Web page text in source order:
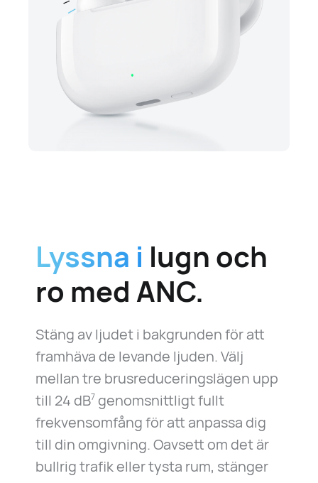
Lyssna i lugn och
ro med ANC.
Stäng av ljudet i bakgrunden för att
framhäva de levande ljuden. Välj
mellan tre brusreduceringslägen upp
till 24 dB7genomsnittligt fullt
frekvensomfång för att anpassa dig
till din omgivning. Oavsett om det är
bullrig trafik eller tysta rum, stänger